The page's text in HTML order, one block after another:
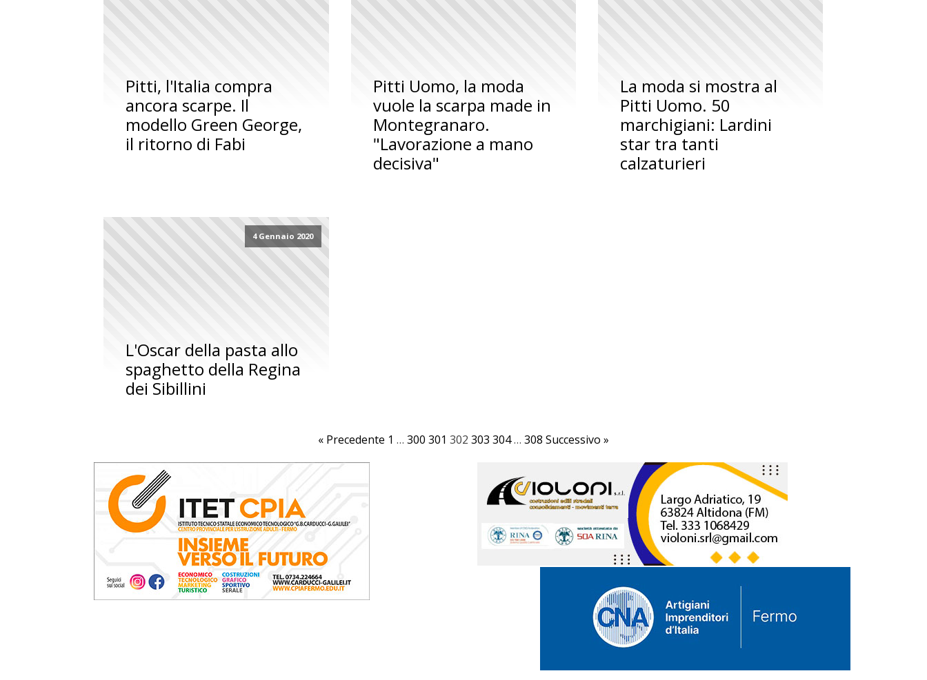
Pitti, l'Italia compra
ancora scarpe. Il
modello Green George,
il ritorno di Fabi
Pitti Uomo, la moda
vuole la scarpa made in
Montegranaro.
"Lavorazione a mano
decisiva"
La moda si mostra al
Pitti Uomo. 50
marchigiani: Lardini
star tra tanti
calzaturieri
4 Gennaio 2020
L'Oscar della pasta allo
spaghetto della Regina
dei Sibillini
« Precedente 1 … 300 301 302 303 304… 308 Successivo »